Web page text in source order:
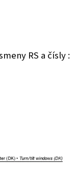
RS a čísly :